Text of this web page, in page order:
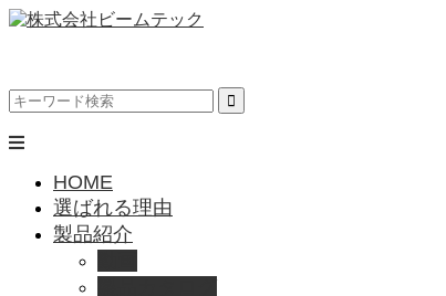
HOME
選ばれる理由
製品紹介